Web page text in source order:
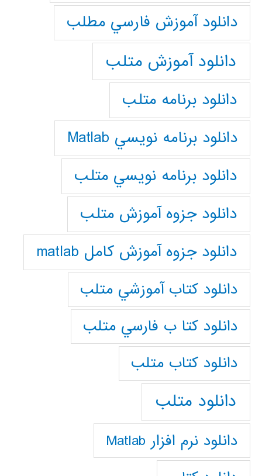
دانلود آموزش فارسي مطلب
دانلود آموزش متلب
دانلود برنامه متلب
دانلود برنامه نويسي Matlab
دانلود برنامه نويسي متلب
دانلود جزوه آموزش متلب
دانلود جزوه آموزش کامل matlab
دانلود كتاب آموزشي متلب
دانلود كتا ب فارسي متلب
دانلود كتاب متلب
دانلود متلب
دانلود نرم افزار Matlab